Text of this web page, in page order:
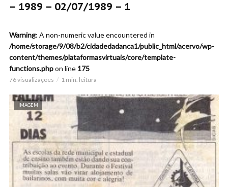
– 1989 – 02/07/1989 – 1
Warning: A non-numeric value encountered in
/home/storage/9/08/b2/cidadedadanca1/public_html/acervo/wp-
content/themes/plataformasvirtuais/core/template-
functions.phpon line 175
76 visualizações 1 min. leitura
IMAGEM